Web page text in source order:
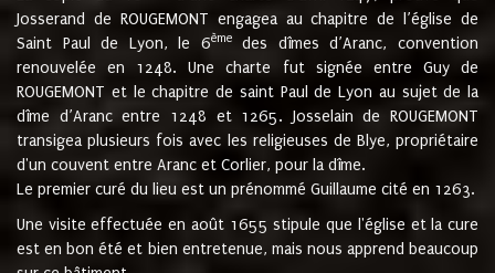
Josserand de ROUGEMONT engagea au chapitre de l’église de
Saint Paul de Lyon, le 6èmedes dîmes d’Aranc, convention
renouvelée en 1248. Une charte fut signée entre Guy de
ROUGEMONT et le chapitre de saint Paul de Lyon au sujet de la
dîme d’Aranc entre 1248 et 1265. Josselain de ROUGEMONT
transigea plusieurs fois avec les religieuses de Blye, propriétaire
d'un couvent entre Aranc et Corlier, pour la dîme.
Le premier curé du lieu est un prénommé Guillaume cité en 1263.
Une visite effectuée en août 1655 stipule que l'église et la cure
est en bon été et bien entretenue, mais nous apprend beaucoup